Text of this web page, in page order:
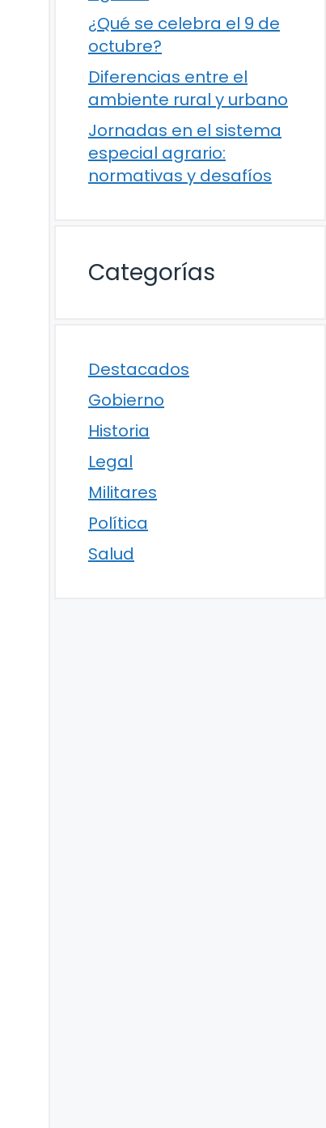
¿Qué se celebra el 9 de
octubre?
Diferencias entre el
ambiente rural y urbano
Jornadas en el sistema
especial agrario:
normativas y desafíos
Categorías
Destacados
Gobierno
Historia
Legal
Militares
Política
Salud